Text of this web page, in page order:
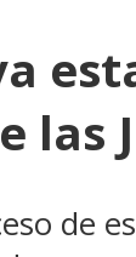
las
de